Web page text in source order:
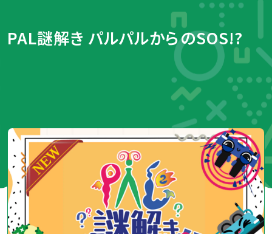
PAL謎解き パルパルからのSOS!?